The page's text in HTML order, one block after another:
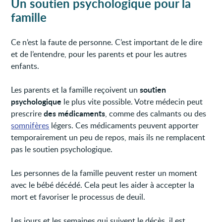
famille
Ce n’est la faute de personne. C’est important de le dire
et de l’entendre, pour les parents et pour les autres
enfants.
Les parents et la famille reçoivent unsoutien
psychologique le plus vite possible. Votre médecin peut
prescriredes médicaments, comme des calmants ou des
somnifères légers. Ces médicaments peuvent apporter
temporairement un peu de repos, mais ils ne remplacent
pas le soutien psychologique.
Les personnes de la famille peuvent rester un moment
avec le bébé décédé. Cela peut les aider à accepter la
mort et favoriser le processus de deuil.